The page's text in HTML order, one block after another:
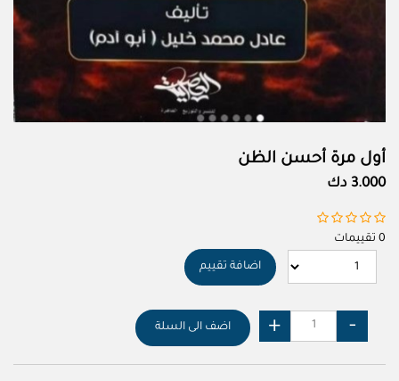
أول مرة أحسن الظن
3.000 دك
0 تقييمات
اضافة تقييم
اضف الى السلة